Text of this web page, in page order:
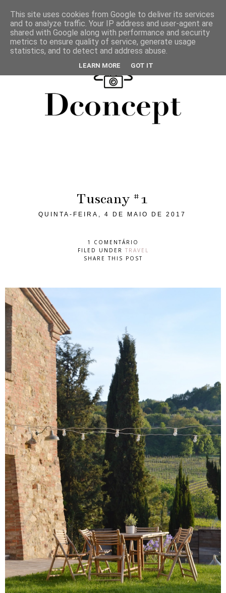
Tuscany #1
QUINTA-FEIRA, 4 DE MAIO DE 2017
1 COMENTÁRIO
FILED UNDER TRAVEL
SHARE THIS POST
This site uses cookies from Google to deliver its services
and to analyze traffic. Your IP address and user-agent are
shared with Google along with performance and security
metrics to ensure quality of service, generate usage
statistics, and to detect and address abuse.
LEARN MORE GOT IT